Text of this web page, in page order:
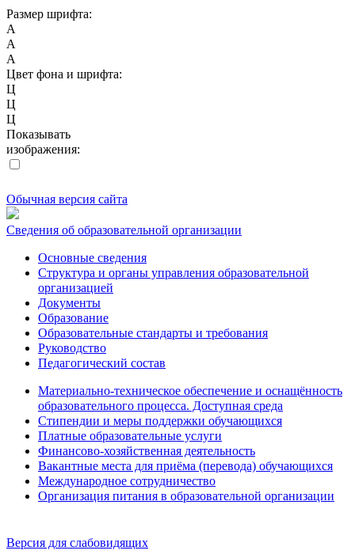
Размер шрифта:
A
A
A
Цвет фона и шрифта:
Ц
Ц
Ц
Показывать
изображения:
Обычная версия сайта
Сведения об образовательной организации
Основные сведения
Структура и органы управления образовательной
организацией
Документы
Образование
Образовательные стандарты и требования
Руководство
Педагогический состав
Материально-техническое обеспечение и оснащённость
образовательного процесса. Доступная среда
Стипендии и меры поддержки обучающихся
Платные образовательные услуги
Финансово-хозяйственная деятельность
Вакантные места для приёма (перевода) обучающихся
Международное сотрудничество
Организация питания в образовательной организации
Версия для слабовидящих